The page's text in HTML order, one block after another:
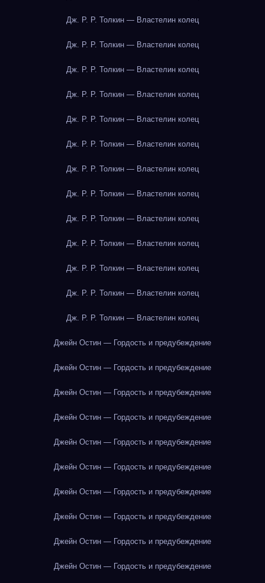
Дж. Р. Р. Толкин — Властелин колец
Дж. Р. Р. Толкин — Властелин колец
Дж. Р. Р. Толкин — Властелин колец
Дж. Р. Р. Толкин — Властелин колец
Дж. Р. Р. Толкин — Властелин колец
Дж. Р. Р. Толкин — Властелин колец
Дж. Р. Р. Толкин — Властелин колец
Дж. Р. Р. Толкин — Властелин колец
Дж. Р. Р. Толкин — Властелин колец
Дж. Р. Р. Толкин — Властелин колец
Дж. Р. Р. Толкин — Властелин колец
Дж. Р. Р. Толкин — Властелин колец
Дж. Р. Р. Толкин — Властелин колец
Джейн Остин — Гордость и предубеждение
Джейн Остин — Гордость и предубеждение
Джейн Остин — Гордость и предубеждение
Джейн Остин — Гордость и предубеждение
Джейн Остин — Гордость и предубеждение
Джейн Остин — Гордость и предубеждение
Джейн Остин — Гордость и предубеждение
Джейн Остин — Гордость и предубеждение
Джейн Остин — Гордость и предубеждение
Джейн Остин — Гордость и предубеждение